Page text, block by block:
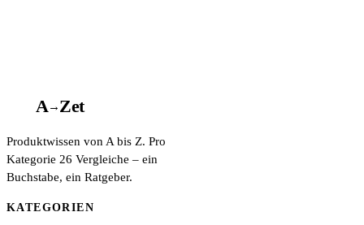
A→Zet
Produktwissen von A bis Z. Pro
Kategorie 26 Vergleiche – ein
Buchstabe, ein Ratgeber.
KATEGORIEN